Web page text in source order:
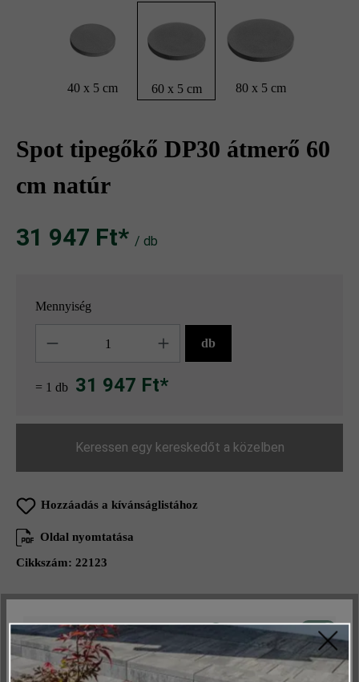
40 x 5 cm 60 x 5 cm 80 x 5 cm
Spot tipegőkő DP30 átmerő 60
cm natúr
31 947 Ft‎‎‎* / db
Mennyiség
db
= 1 db 31 947 Ft*
Keressen egy kereskedőt a közelben
Hozzáadás a kívánságlistához
Oldal nyomtatása
Cikkszám: 22123
Termékleírás
Műszakilag és működéshez szükséges Aktív
Marketing Inaktív